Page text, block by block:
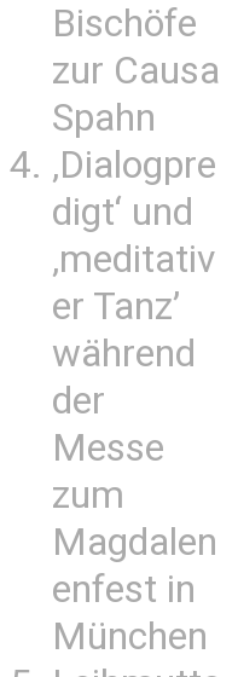
Bischöfe
zur Causa
Spahn
‚Dialogpre
digt‘ und
‚meditativ
er Tanz’
während
der
Messe
zum
Magdalen
enfest in
München